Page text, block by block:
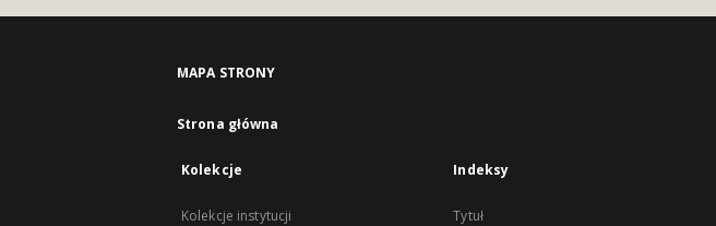
MAPA STRONY
Strona główna
Kolekcje
Kolekcje instytucji
Indeksy
Tytuł